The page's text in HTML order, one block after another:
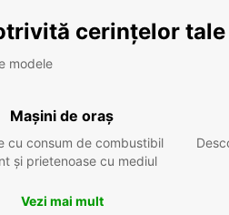
cerințelor tale
modele
Mașini de oraș
cu consum de combustibil
și prietenoase cu mediul
Vezi mai mult